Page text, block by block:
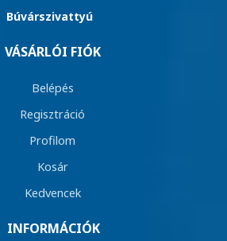
Búvárszivattyú
VÁSÁRLÓI FIÓK
Belépés
Regisztráció
Profilom
Kosár
Kedvencek
INFORMÁCIÓK